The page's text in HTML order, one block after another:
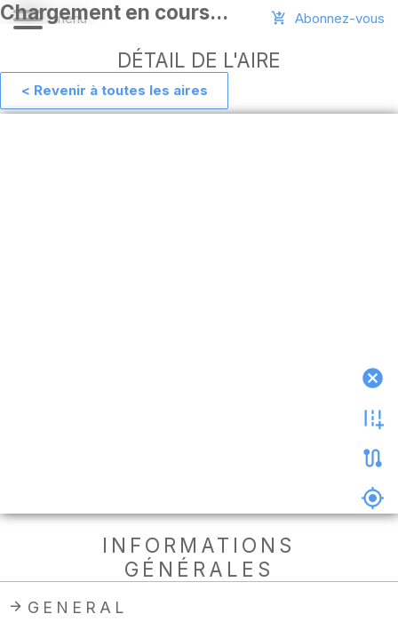
Aide
hors
ligne
Abonnez-vous
DÉTAIL DE L'AIRE
< Revenir à toutes les aires
INFORMATIONS
GÉNÉRALES
GENERAL